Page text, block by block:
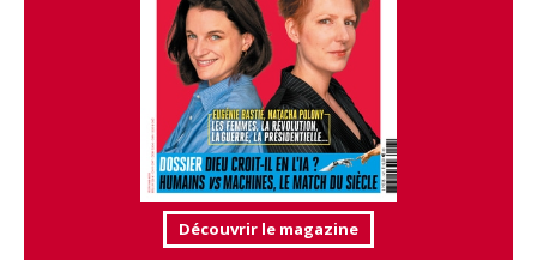
Découvrir le magazine